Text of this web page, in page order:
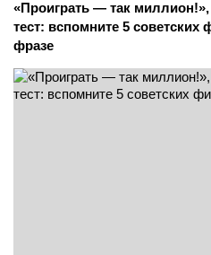
«Проиграть — так
тест: вспомните 5
фразе